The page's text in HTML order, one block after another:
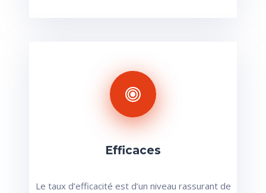
Efficaces
Le taux d’efficacité est d’un niveau rassurant de